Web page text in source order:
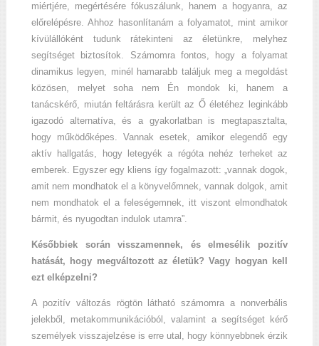
miértjére, megértésére fókuszálunk, hanem a hogyanra, az
előrelépésre. Ahhoz hasonlítanám a folyamatot, mint amikor
kívülállóként tudunk rátekinteni az életünkre, melyhez
segítséget biztosítok. Számomra fontos, hogy a folyamat
dinamikus legyen, minél hamarabb találjuk meg a megoldást
közösen, melyet soha nem Én mondok ki, hanem a
tanácskérő, miután feltárásra került az Ő életéhez leginkább
igazodó alternatíva, és a gyakorlatban is megtapasztalta,
hogy működőképes. Vannak esetek, amikor elegendő egy
aktív hallgatás, hogy letegyék a régóta nehéz terheket az
emberek. Egyszer egy kliens így fogalmazott: „vannak dogok,
amit nem mondhatok el a könyvelőmnek, vannak dolgok, amit
nem mondhatok el a feleségemnek, itt viszont elmondhatok
bármit, és nyugodtan indulok utamra”.
Későbbiek során visszamennek, és elmesélik pozitív
hatását, hogy megváltozott az életük? Vagy hogyan kell
ezt elképzelni?
A pozitív változás rögtön látható számomra a nonverbális
jelekből, metakommunikációból, valamint a segítséget kérő
személyek visszajelzése is erre utal, hogy könnyebbnek érzik